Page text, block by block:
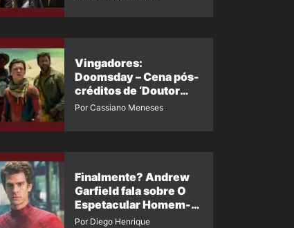
Vingadores:
Doomsday – Cena pós-
créditos de ‘Doutor
Destino’ é revelada
Por Cassiano Meneses
Finalmente? Andrew
Garfield fala sobre O
Espetacular Homem-
Aranha 3
Por Diego Henrique